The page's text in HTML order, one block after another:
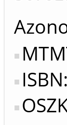
ISBN: